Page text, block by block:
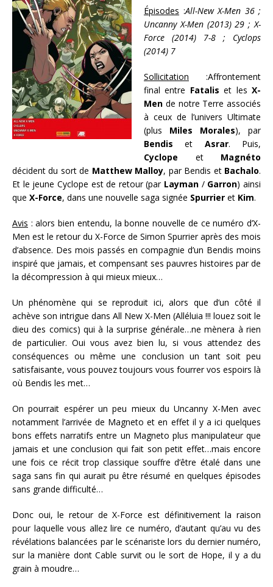
Épisodes :All-New X-Men 36 ;
Uncanny X-Men (2013) 29 ; X-
Force (2014) 7-8 ; Cyclops
(2014) 7
Sollicitation :Affrontement
final entre Fatalis et lesX-
Men de notre Terre associés
à ceux de l’univers Ultimate
(plus Miles Morales), par
Bendis et Asrar. Puis,
Cyclope et Magnéto
décident du sort de Matthew Malloy, par Bendis et Bachalo.
Et le jeune Cyclope est de retour (par Layman / Garron) ainsi
que X-Force, dans une nouvelle saga signée Spurrier et Kim.
Avis : alors bien entendu, la bonne nouvelle de ce numéro d’X-
Men est le retour du X-Force de Simon Spurrier après des mois
d’absence. Des mois passés en compagnie d’un Bendis moins
inspiré que jamais, et compensant ses pauvres histoires par de
la décompression à qui mieux mieux…
Un phénomène qui se reproduit ici, alors que d’un côté il
achève son intrigue dans All New X-Men (Alléluia !!! louez soit le
dieu des comics) qui à la surprise générale…ne mènera à rien
de particulier. Oui vous avez bien lu, si vous attendez des
conséquences ou même une conclusion un tant soit peu
satisfaisante, vous pouvez toujours vous fourrer vos espoirs là
où Bendis les met…
On pourrait espérer un peu mieux du Uncanny X-Men avec
notamment l’arrivée de Magneto et en effet il y a ici quelques
bons effets narratifs entre un Magneto plus manipulateur que
jamais et une conclusion qui fait son petit effet…mais encore
une fois ce récit trop classique souffre d’être étalé dans une
saga sans fin qui aurait pu être résumé en quelques épisodes
sans grande difficulté…
Donc oui, le retour de X-Force est définitivement la raison
pour laquelle vous allez lire ce numéro, d’autant qu’au vu des
révélations balancées par le scénariste lors du dernier numéro,
sur la manière dont Cable survit ou le sort de Hope, il y a du
grain à moudre…